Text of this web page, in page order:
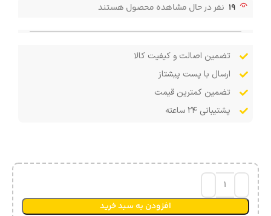
19 نفر در حال مشاهده محصول هستند
تضمین اصالت و کیفیت کالا
ارسال با پست پیشتاز
تضمین کمترین قیمت
پشتیبانی ۲۴ ساعته
افزودن به سبد خرید